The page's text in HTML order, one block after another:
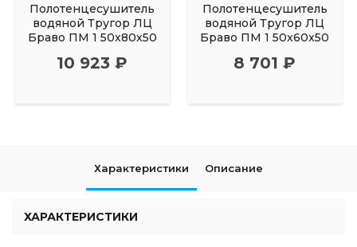
Полотенцесушитель
водяной Тругор ЛЦ
Браво ПМ 1 50x80x50
10 923 ₽
Полотенцесушитель
водяной Тругор ЛЦ
Браво ПМ 1 50x60x50
8 701 ₽
Характеристики Описание
ХАРАКТЕРИСТИКИ